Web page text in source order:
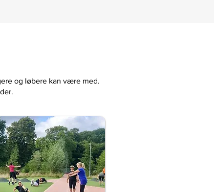
og løbere kan være med.